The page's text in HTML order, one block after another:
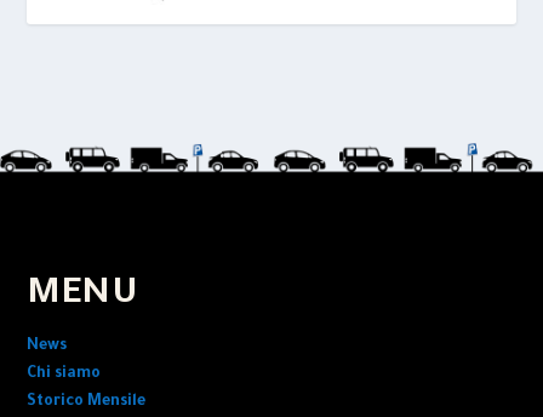
MENU
News
Chi siamo
Storico Mensile